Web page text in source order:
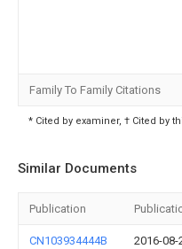
Family To Family Citations
* Cited by examiner, † Cited by
Similar Documents
Publication
CN103934444B 2016-08-